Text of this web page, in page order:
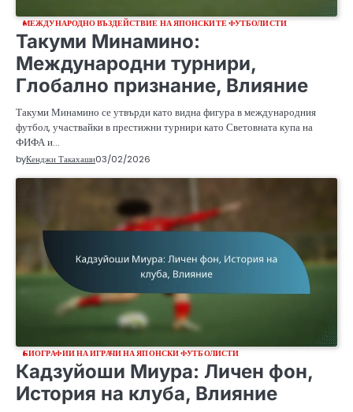
МЕЖДУНАРОДНО ВЪЗДЕЙСТВИЕ НА ЯПОНСКИТЕ ФУТБОЛИСТИ
Такуми Минамино:
Международни турнири,
Глобално признание, Влияние
Такуми Минамино се утвърди като видна фигура в международния
футбол, участвайки в престижни турнири като Световната купа на
ФИФА и…
byКенджи Такахаши03/02/2026
БИОГРАФИИ НА ИГРАЧИ НА ЯПОНСКИ ФУТБОЛИСТИ
Кадзуйоши Миура: Личен фон,
История на клуба, Влияние